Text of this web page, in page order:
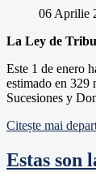
06 Aprilie
La Ley de
Este 1 de enero
estimado en 329
Sucesiones y
Citește mai
Estas son